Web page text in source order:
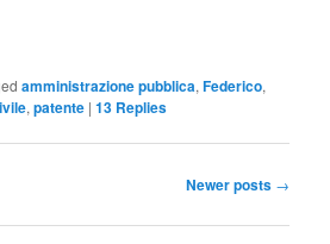
amministrazione pubblica,Federico,
,patente |13 Replies
Newer posts →